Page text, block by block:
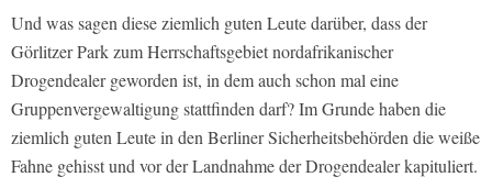
Und was sagen diese ziemlich guten Leute darüber, dass der
Görlitzer Park zum Herrschaftsgebiet nordafrikanischer
Drogendealer geworden ist, in dem auch schon mal eine
Gruppenvergewaltigung stattfinden darf? Im Grunde haben die
ziemlich guten Leute in den Berliner Sicherheitsbehörden die weiße
Fahne gehisst und vor der Landnahme der Drogendealer kapituliert.